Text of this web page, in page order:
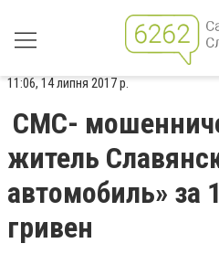
11:06, 14 липня 2017 р.
СМС-
житель
автомобиль» за
гривен